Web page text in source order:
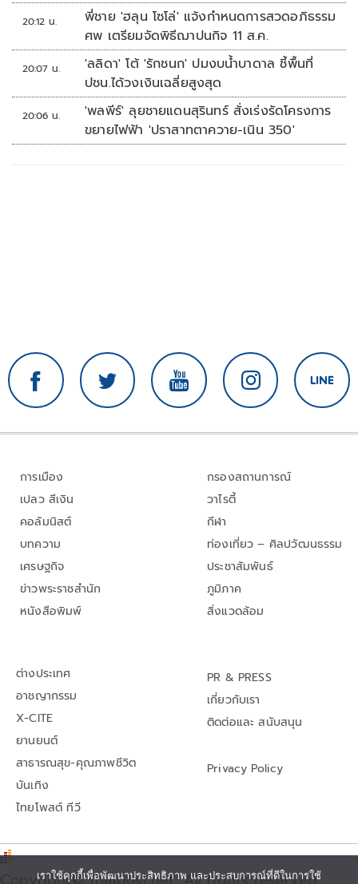
20:12 น.
พี่ชาย 'ฮลุน โซโล่' แจ้งกำหนดการสวดอภิธรรม
ศพ เตรียมจัดพิธีฌาปนกิจ 11 ส.ค.
20:07 น.
'ลลิดา' โต้ 'รักชนก' ปมงบน้ำบาดาล ชี้พื้นที่
ปชน.ได้วงเงินเฉลี่ยสูงสุด
20:06 น.
'พลพีร์' ลุยชายแดนสุรินทร์ สั่งเร่งรัดโครงการ
ขยายไฟฟ้า 'ปราสาทตาควาย-เนิน 350'
การเมือง
เปลว สีเงิน
คอลัมนิสต์
บทความ
เศรษฐกิจ
ข่าวพระราชสำนัก
หนังสือพิมพ์
กรองสถานการณ์
วาไรตี้
กีฬา
ท่องเที่ยว – ศิลปวัฒนธรรม
ประชาสัมพันธ์
ภูมิภาค
สิ่งแวดล้อม
ต่างประเทศ
อาชญากรรม
X-CITE
ยานยนต์
สาธารณสุข-คุณภาพชีวิต
บันเทิง
ไทยโพสต์ ทีวี
PR & PRESS
เกี่ยวกับเรา
ติดต่อและ สนับสนุน
Privacy Policy
เราใช้คุกกี้เพื่อพัฒนาประสิทธิภาพ และประสบการณ์ที่ดีในการใช้